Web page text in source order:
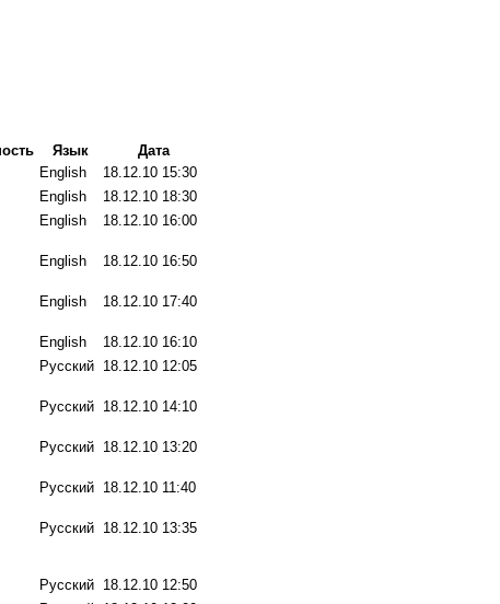
Язык
Дата
English
18.12.10 15:30
English
18.12.10 18:30
English 18.12.10 16:00
English 18.12.10 16:50
English 18.12.10 17:40
English
18.12.10 16:10
Русский 18.12.10 12:05
Русский 18.12.10 14:10
Русский 18.12.10 13:20
Русский 18.12.10 11:40
Русский 18.12.10 13:35
Русский
18.12.10 12:50